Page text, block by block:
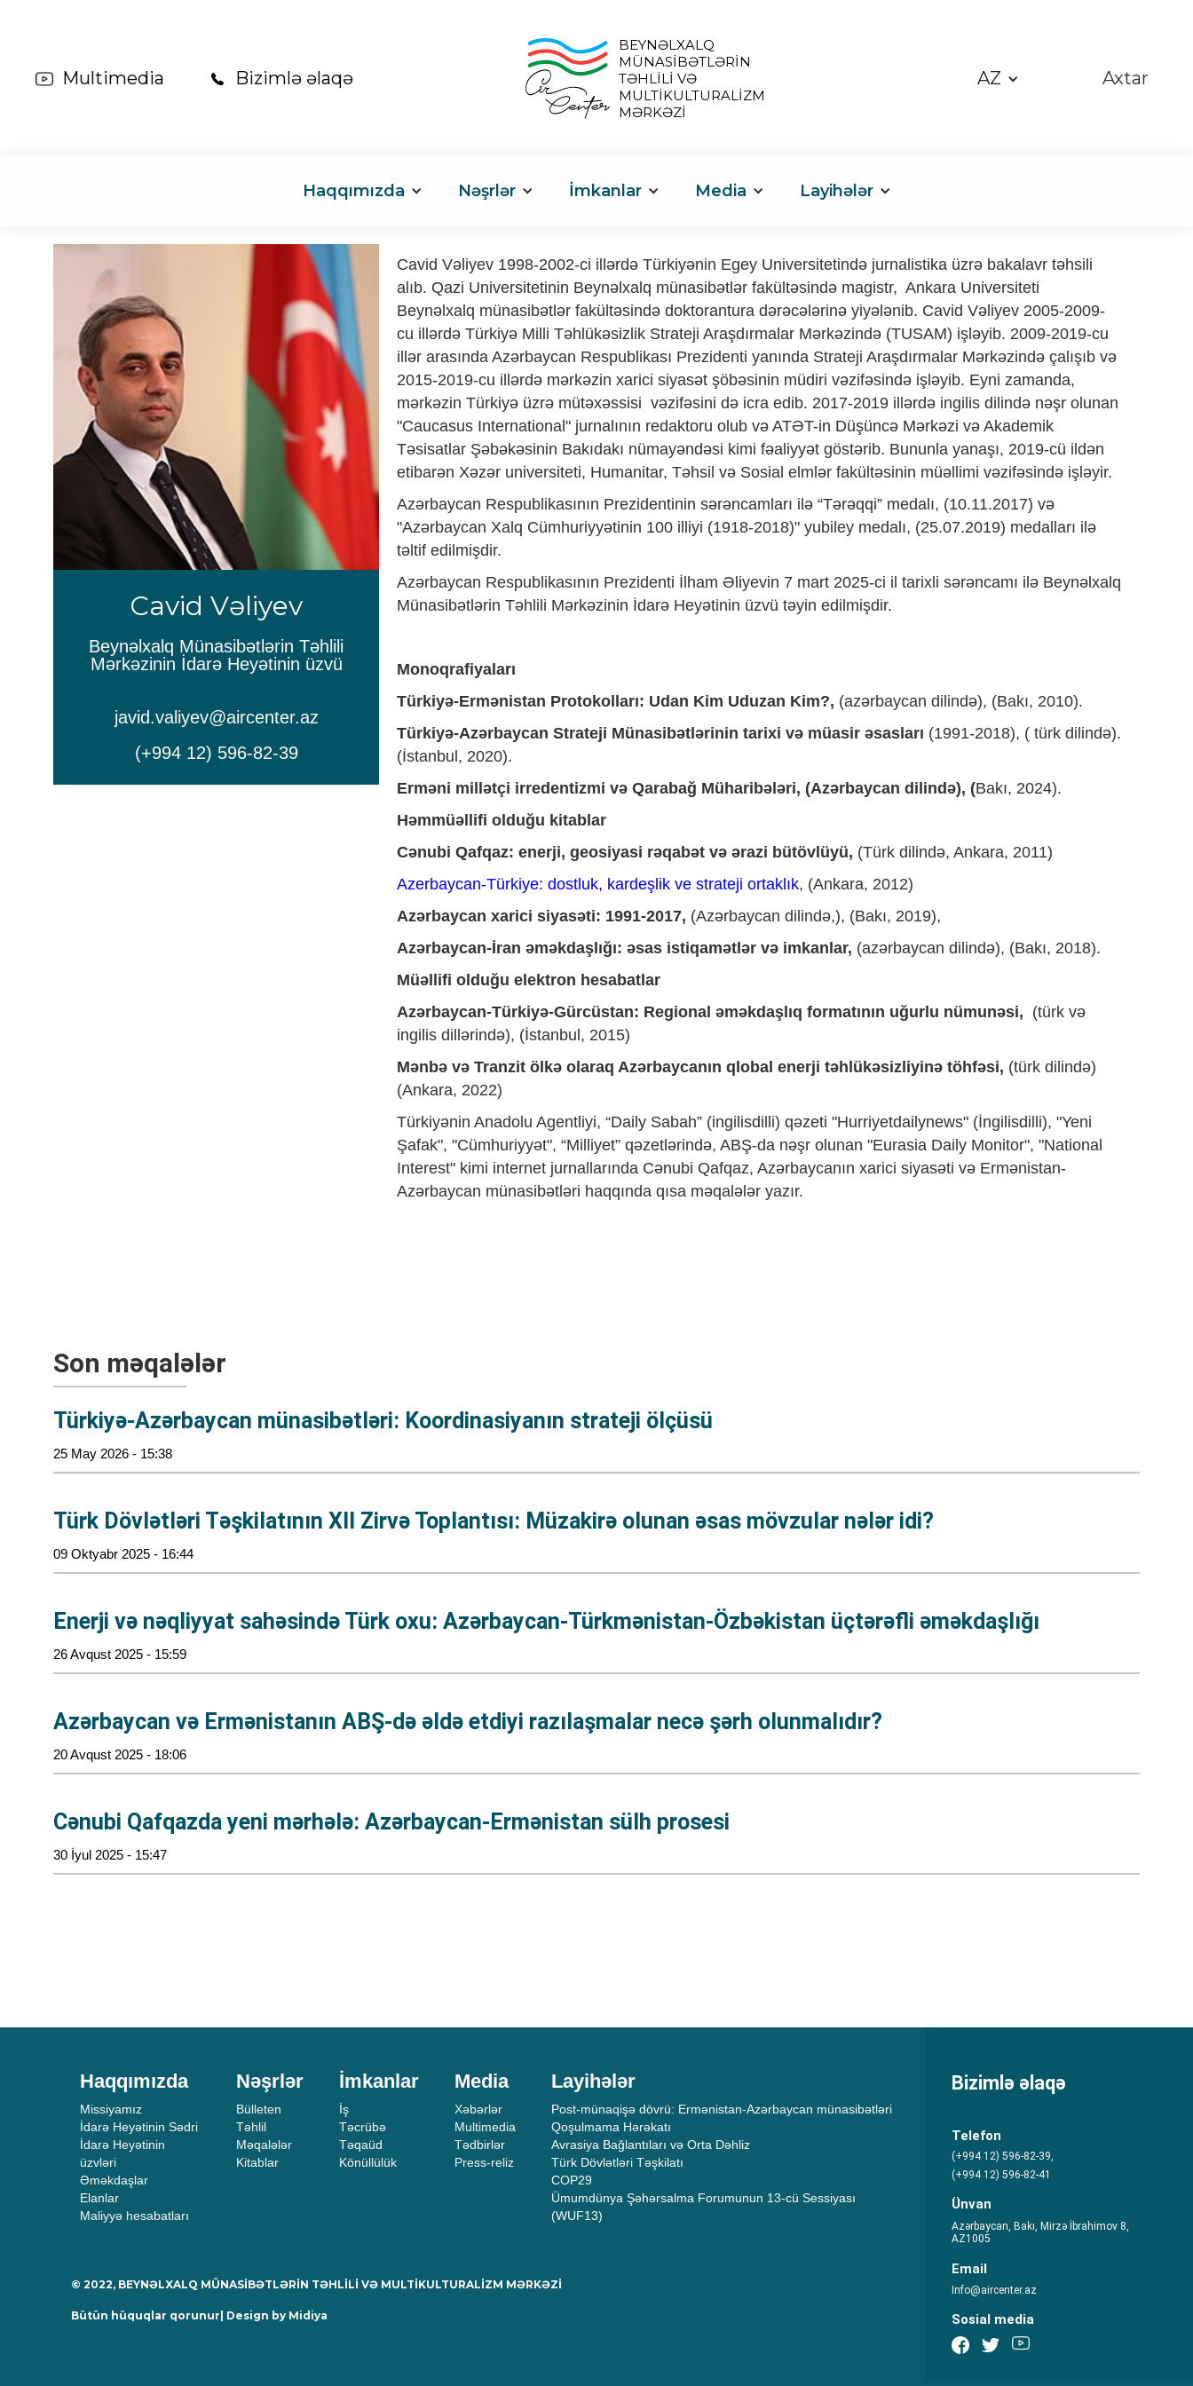
Multimedia Bizimlə əlaqə
BEYNƏLXALQ
MÜNASİBƏTLƏRİN
TƏHLİLİ VƏ
MULTİKULTURALİZM
MƏRKƏZİ
AZ Axtar
Haqqımızda Nəşrlər İmkanlar Media Layihələr
Cavid Vəliyev
Beynəlxalq Münasibətlərin Təhlili
Mərkəzinin İdarə Heyətinin üzvü
javid.valiyev@aircenter.az
(+994 12) 596-82-39
Cavid Vəliyev 1998-2002-ci illərdə Türkiyənin Egey Universitetində jurnalistika üzrə bakalavr təhsili
alıb. Qazi Universitetinin Beynəlxalq münasibətlər fakültəsində magistr, Ankara Universiteti
Beynəlxalq münasibətlər fakültəsində doktorantura dərəcələrinə yiyələnib. Cavid Vəliyev 2005-2009-
cu illərdə Türkiyə Milli Təhlükəsizlik Strateji Araşdırmalar Mərkəzində (TUSAM) işləyib. 2009-2019-cu
illər arasında Azərbaycan Respublikası Prezidenti yanında Strateji Araşdırmalar Mərkəzində çalışıb və
2015-2019-cu illərdə mərkəzin xarici siyasət şöbəsinin müdiri vəzifəsində işləyib. Eyni zamanda,
mərkəzin Türkiyə üzrə mütəxəssisi vəzifəsini də icra edib. 2017-2019 illərdə ingilis dilində nəşr olunan
"Caucasus International" jurnalının redaktoru olub və ATƏT-in Düşüncə Mərkəzi və Akademik
Təsisatlar Şəbəkəsinin Bakıdakı nümayəndəsi kimi fəaliyyət göstərib. Bununla yanaşı, 2019-cü ildən
etibarən Xəzər universiteti, Humanitar, Təhsil və Sosial elmlər fakültəsinin müəllimi vəzifəsində işləyir.
Azərbaycan Respublikasının Prezidentinin sərəncamları ilə “Tərəqqi” medalı, (10.11.2017) və
"Azərbaycan Xalq Cümhuriyyətinin 100 illiyi (1918-2018)" yubiley medalı, (25.07.2019) medalları ilə
təltif edilmişdir.
Azərbaycan Respublikasının Prezidenti İlham Əliyevin 7 mart 2025-ci il tarixli sərəncamı ilə Beynəlxalq
Münasibətlərin Təhlili Mərkəzinin İdarə Heyətinin üzvü təyin edilmişdir.
Monoqrafiyaları
Türkiyə-Ermənistan Protokolları: Udan Kim Uduzan Kim?, (azərbaycan dilində), (Bakı, 2010).
Türkiyə-Azərbaycan Strateji Münasibətlərinin tarixi və müasir əsasları (1991-2018), ( türk dilində).
(İstanbul, 2020).
Erməni millətçi irredentizmi və Qarabağ Müharibələri, (Azərbaycan dilində), (Bakı, 2024).
Həmmüəllifi olduğu kitablar
Cənubi Qafqaz: enerji, geosiyasi rəqabət və ərazi bütövlüyü, (Türk dilində, Ankara, 2011)
Azerbaycan-Türkiye: dostluk, kardeşlik ve strateji ortaklık, (Ankara, 2012)
Azərbaycan xarici siyasəti: 1991-2017, (Azərbaycan dilində,), (Bakı, 2019),
Azərbaycan-İran əməkdaşlığı: əsas istiqamətlər və imkanlar, (azərbaycan dilində), (Bakı, 2018).
Müəllifi olduğu elektron hesabatlar
Azərbaycan-Türkiyə-Gürcüstan: Regional əməkdaşlıq formatının uğurlu nümunəsi, (türk və
ingilis dillərində), (İstanbul, 2015)
Mənbə və Tranzit ölkə olaraq Azərbaycanın qlobal enerji təhlükəsizliyinə töhfəsi, (türk dilində)
(Ankara, 2022)
Türkiyənin Anadolu Agentliyi, “Daily Sabah” (ingilisdilli) qəzeti "Hurriyetdailynews" (İngilisdilli), "Yeni
Şafak", "Cümhuriyyət", “Milliyet” qəzetlərində, ABŞ-da nəşr olunan "Eurasia Daily Monitor", "National
Interest" kimi internet jurnallarında Cənubi Qafqaz, Azərbaycanın xarici siyasəti və Ermənistan-
Azərbaycan münasibətləri haqqında qısa məqalələr yazır.
Son məqalələr
Türkiyə-Azərbaycan münasibətləri: Koordinasiyanın strateji ölçüsü
25 May 2026 - 15:38
Türk Dövlətləri Təşkilatının XII Zirvə Toplantısı: Müzakirə olunan əsas mövzular nələr idi?
09 Oktyabr 2025 - 16:44
Enerji və nəqliyyat sahəsində Türk oxu: Azərbaycan-Türkmənistan-Özbəkistan üçtərəfli əməkdaşlığı
26 Avqust 2025 - 15:59
Azərbaycan və Ermənistanın ABŞ-də əldə etdiyi razılaşmalar necə şərh olunmalıdır?
20 Avqust 2025 - 18:06
Cənubi Qafqazda yeni mərhələ: Azərbaycan-Ermənistan sülh prosesi
30 İyul 2025 - 15:47
Haqqımızda
Missiyamız
İdarə Heyətinin Sədri
İdarə Heyətinin
üzvləri
Əməkdaşlar
Elanlar
Maliyyə hesabatları
Nəşrlər
Bülleten
Təhlil
Məqalələr
Kitablar
İmkanlar
İş
Təcrübə
Təqaüd
Könüllülük
Media
Xəbərlər
Multimedia
Tədbirlər
Press-reliz
Layihələr
Post-münaqişə dövrü: Ermənistan-Azərbaycan münasibətləri
Qoşulmama Hərəkatı
Avrasiya Bağlantıları və Orta Dəhliz
Türk Dövlətləri Təşkilatı
COP29
Ümumdünya Şəhərsalma Forumunun 13-cü Sessiyası
(WUF13)
© 2022, BEYNƏLXALQ MÜNASİBƏTLƏRİN TƏHLİLİ VƏ MULTİKULTURALİZM MƏRKƏZİ
Bütün hüquqlar qorunur| Design by Midiya
Bizimlə əlaqə
Telefon
(+994 12) 596-82-39,
(+994 12) 596-82-41
Ünvan
Azərbaycan, Bakı, Mirzə İbrahimov 8,
AZ1005
Email
Info@aircenter.az
Sosial media